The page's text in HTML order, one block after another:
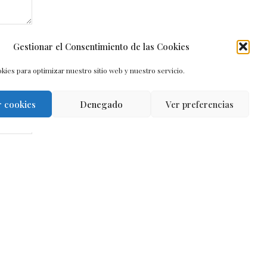
Gestionar el Consentimiento de las Cookies
para optimizar nuestro sitio web y nuestro servicio.
cookies Denegado Ver preferencias